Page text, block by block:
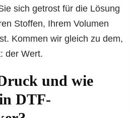
sich getrost für die Lösung
Stoffen, Ihrem Volumen
Kommen wir gleich zu dem,
der Wert.
und wie
DTF-